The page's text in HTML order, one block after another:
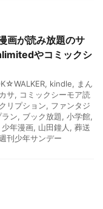
画が読み放題のサ
やコミックシ
, kindle, まん
サ, コミックシーモア読
リプション, ファンタジ
ン, ブック放題, 小学館,
少年漫画, 山田鐘人 , 葬送
刊少年サンデー